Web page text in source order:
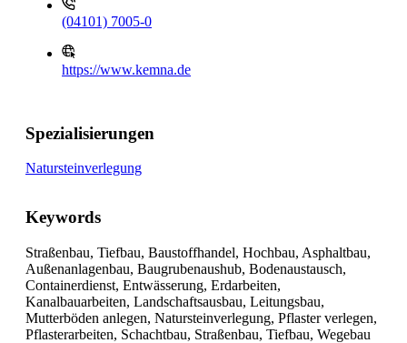
(04101) 7005-0
https://www.kemna.de
Spezialisierungen
Natursteinverlegung
Keywords
Straßenbau, Tiefbau, Baustoffhandel, Hochbau, Asphaltbau,
Außenanlagenbau, Baugrubenaushub, Bodenaustausch,
Containerdienst, Entwässerung, Erdarbeiten,
Kanalbauarbeiten, Landschaftsausbau, Leitungsbau,
Mutterböden anlegen, Natursteinverlegung, Pflaster verlegen,
Pflasterarbeiten, Schachtbau, Straßenbau, Tiefbau, Wegebau